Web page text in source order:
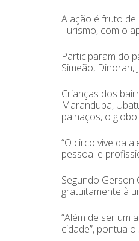
A ação é fruto de
Turismo, com o
Participaram do
Simeão, Dinorah,
Crianças dos
Maranduba,
palhaços, o
“O circo vive da
pessoal e
Segundo Gerson
gratuitamente à
“Além de ser um
cidade”, pontua